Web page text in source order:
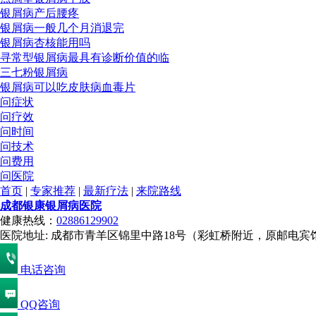
银屑病产后腰疼
银屑病一般几个月消退完
银屑病杏核能用吗
寻常型银屑病最具有诊断价值的临
三七粉银屑病
银屑病可以吃皮肤病血毒片
问症状
问疗效
问时间
问技术
问费用
问医院
首页 | 专家推荐 | 最新疗法 | 来院路线
成都银康银屑病医院
健康热线： 02886129902
医院地址: 成都市青羊区锦里中路18号（彩虹桥附近，原邮电宾
电话咨询
QQ咨询